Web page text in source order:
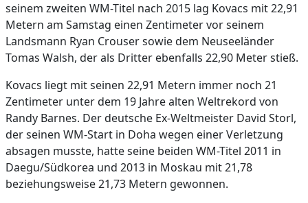
seinem zweiten WM-Titel nach 2015 lag Kovacs mit 22,91
Metern am Samstag einen Zentimeter vor seinem
Landsmann Ryan Crouser sowie dem Neuseeländer
Tomas Walsh, der als Dritter ebenfalls 22,90 Meter stieß.
Kovacs liegt mit seinen 22,91 Metern immer noch 21
Zentimeter unter dem 19 Jahre alten Weltrekord von
Randy Barnes. Der deutsche Ex-Weltmeister David Storl,
der seinen WM-Start in Doha wegen einer Verletzung
absagen musste, hatte seine beiden WM-Titel 2011 in
Daegu/Südkorea und 2013 in Moskau mit 21,78
beziehungsweise 21,73 Metern gewonnen.